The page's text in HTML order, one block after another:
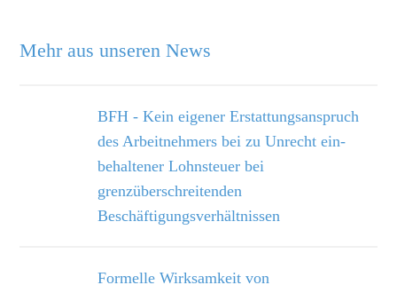
Mehr aus unseren News
BFH - Kein eigener Erstattungsanspruch
des Arbeitnehmers bei zu Unrecht ein­
behaltener Lohnsteuer bei
grenzüberschreitenden
Beschäftigungsverhältnissen
Formelle Wirksamkeit von